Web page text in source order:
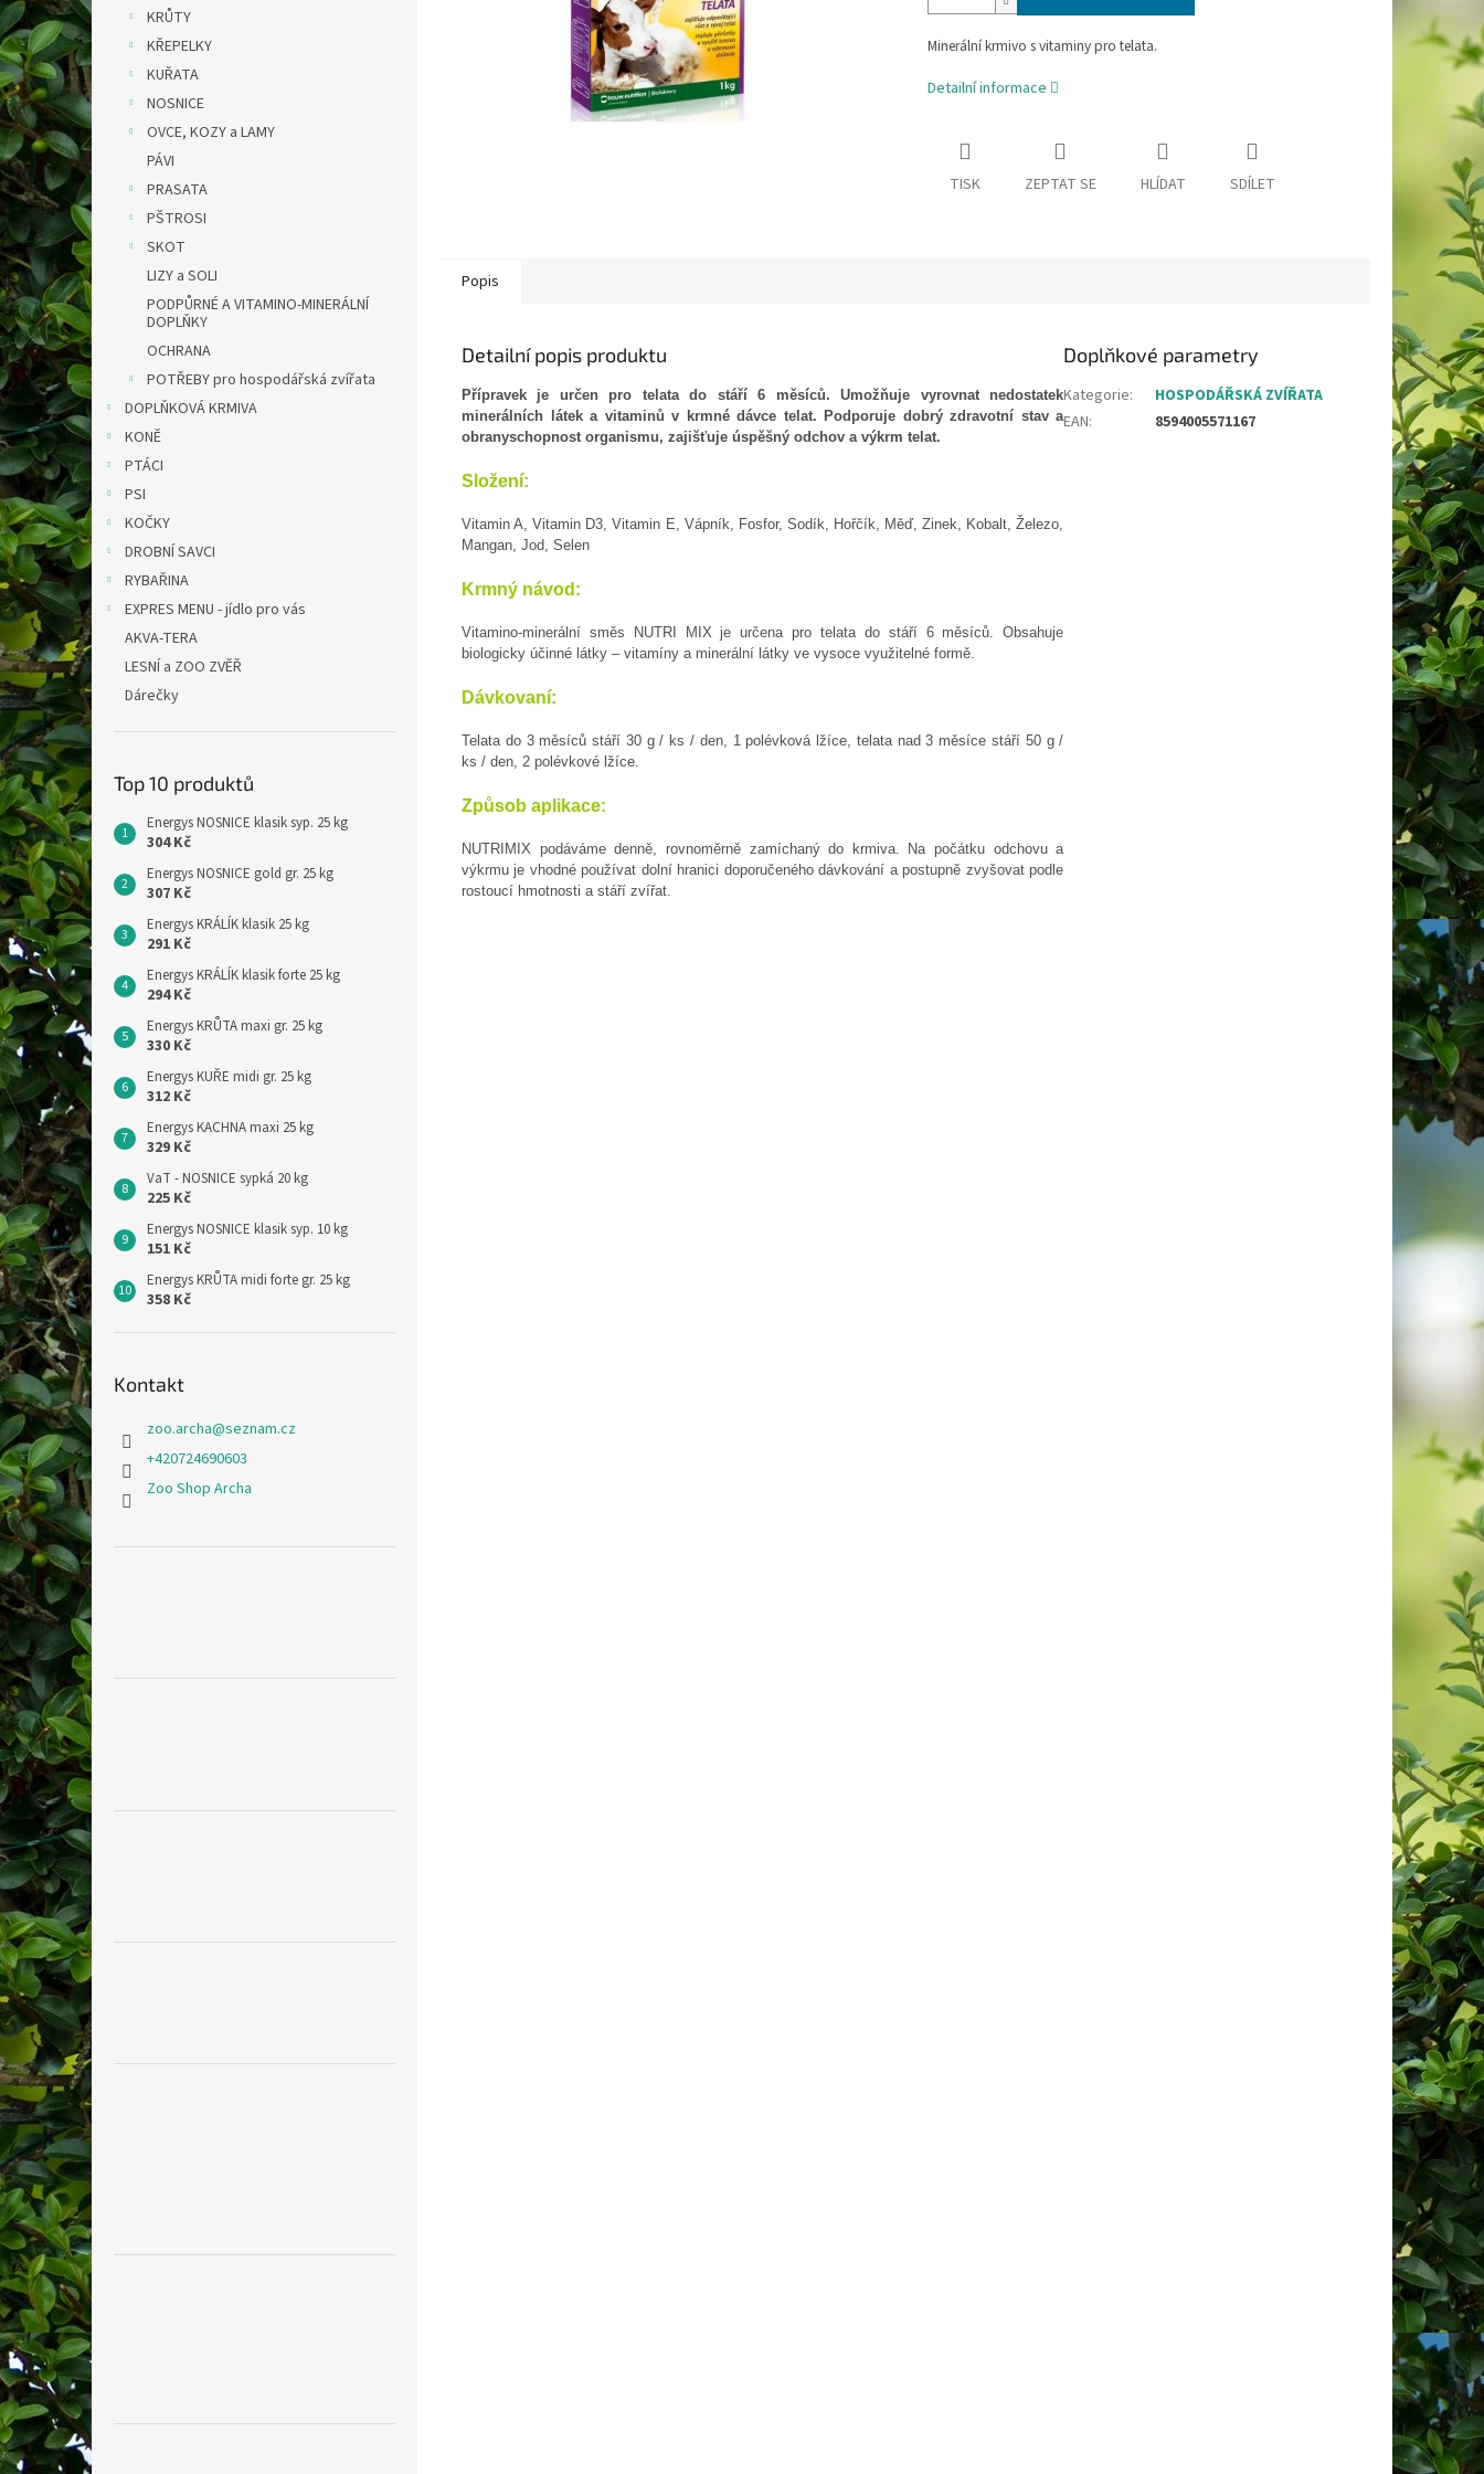
n
e
l
KRŮTY
KŘEPELKY
KUŘATA
NOSNICE
OVCE, KOZY a LAMY
PÁVI
PRASATA
PŠTROSI
SKOT
LIZY a SOLI
PODPŮRNÉ A VITAMINO-MINERÁLNÍ
DOPLŇKY
OCHRANA
POTŘEBY pro hospodářská zvířata
DOPLŇKOVÁ KRMIVA
KONĚ
PTÁCI
PSI
KOČKY
DROBNÍ SAVCI
RYBAŘINA
EXPRES MENU - jídlo pro vás
AKVA-TERA
LESNÍ a ZOO ZVĚŘ
Dárečky
Top 10 produktů
Energys NOSNICE klasik syp. 25 kg
304 Kč
Energys NOSNICE gold gr. 25 kg
307 Kč
Energys KRÁLÍK klasik 25 kg
291 Kč
Energys KRÁLÍK klasik forte 25 kg
294 Kč
Energys KRŮTA maxi gr. 25 kg
330 Kč
Energys KUŘE midi gr. 25 kg
312 Kč
Energys KACHNA maxi 25 kg
329 Kč
VaT - NOSNICE sypká 20 kg
225 Kč
Energys NOSNICE klasik syp. 10 kg
151 Kč
Energys KRŮTA midi forte gr. 25 kg
358 Kč
Kontakt
zoo.archa@seznam.cz
+420724690603
Zoo Shop Archa
Minerální krmivo s vitaminy pro telata.
Detailní informace
TISK ZEPTAT SE HLÍDAT SDÍLET
Popis
Detailní popis produktu
Přípravek je určen pro telata do stáří 6 měsíců. Umožňuje vyrovnat nedostatek
minerálních látek a vitaminů v krmné dávce telat. Podporuje dobrý zdravotní stav a
obranyschopnost organismu, zajišťuje úspěšný odchov a výkrm telat.
Složení:
Vitamin A, Vitamin D3, Vitamin E, Vápník, Fosfor, Sodík, Hořčík, Měď, Zinek, Kobalt, Železo,
Mangan, Jod, Selen
Krmný návod:
Vitamino-minerální směs NUTRI MIX je určena pro telata do stáří 6 měsíců. Obsahuje
biologicky účinné látky – vitamíny a minerální látky ve vysoce využitelné formě.
Dávkovaní:
Telata do 3 měsíců stáří 30 g / ks / den, 1 polévková lžíce, telata nad 3 měsíce stáří 50 g /
ks / den, 2 polévkové lžíce.
Způsob aplikace:
NUTRIMIX podáváme denně, rovnoměrně zamíchaný do krmiva. Na počátku odchovu a
výkrmu je vhodné používat dolní hranici doporučeného dávkování a postupně zvyšovat podle
rostoucí hmotnosti a stáří zvířat.
Doplňkové parametry
Kategorie:
HOSPODÁŘSKÁ ZVÍŘATA
EAN: 8594005571167